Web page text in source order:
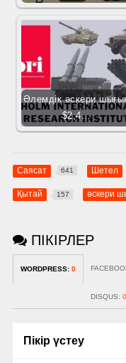
Әлемдік әскери
$2,4…
Саясат 641 Шетел
Қытай 157 әскери
ПІКІРЛЕР
WORDPRESS: 0
DISQUS: 0
Пікір үстеу